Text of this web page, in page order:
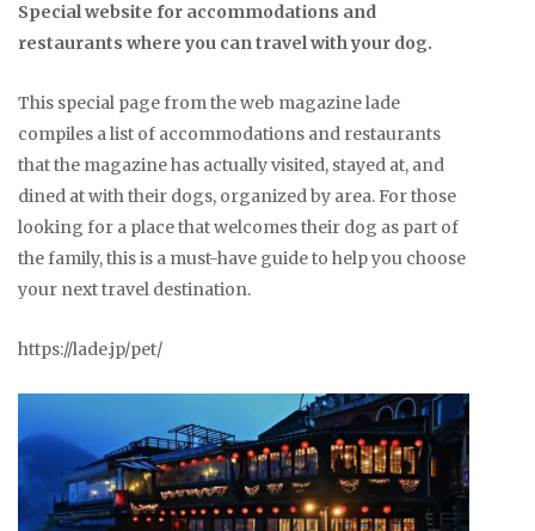
Special website for accommodations and
restaurants where you can travel with your dog.
This special page from the web magazine lade
compiles a list of accommodations and restaurants
that the magazine has actually visited, stayed at, and
dined at with their dogs, organized by area. For those
looking for a place that welcomes their dog as part of
the family, this is a must-have guide to help you choose
your next travel destination.
https://lade.jp/pet/